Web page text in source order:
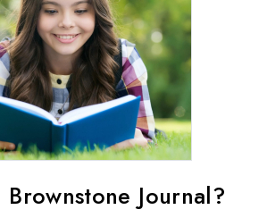
Journal?